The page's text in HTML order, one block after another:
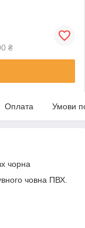
₴
Оплата Умови
чорна
човна ПВХ.